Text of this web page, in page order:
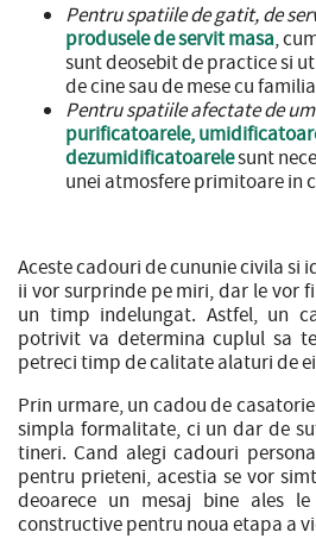
Pentru spatiile de gatit, de
produsele de servit masa,
sunt deosebit de practice si
de cine sau de mese cu
Pentru spatiile afectate de
purificatoarele,
dezumidificatoarelesunt
unei atmosfere primitoare in
Aceste cadouri de cununie civila si
ii vor surprinde pe miri, dar le vor
un timp indelungat. Astfel, un
potrivit va determina cuplul sa
petreci timp de calitate alaturi de
Prin urmare, un cadou de
simpla formalitate, ci un dar de
tineri. Cand alegi cadouri
pentru prieteni, acestia se vor
deoarece un mesaj bine ales
constructive pentru noua etapa a